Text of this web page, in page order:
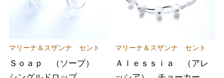
マリーナ＆スザンナ セント
Ｓｏａｐ （ソープ）
マリーナ＆スザンナ セント
Ａｌｅｓｓｉａ （アレ